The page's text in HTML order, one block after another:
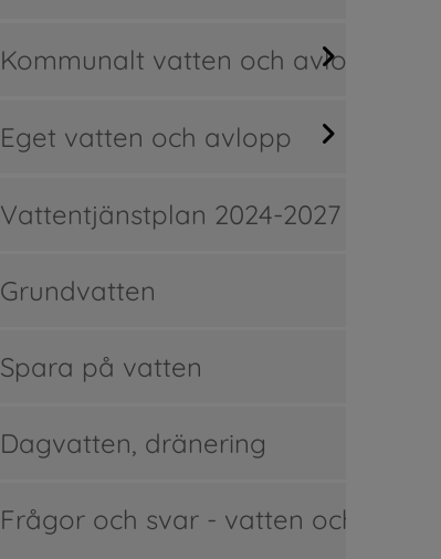
Kommunalt vatten och avlopp
Eget vatten och avlopp
Vattentjänstplan 2024-2027
Grundvatten
Spara på vatten
Dagvatten, dränering
Frågor och svar - vatten och